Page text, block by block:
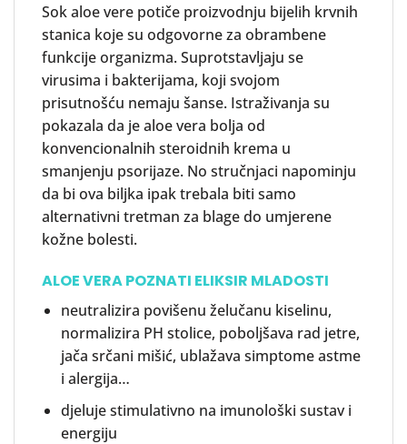
Sok aloe vere potiče proizvodnju bijelih krvnih
stanica koje su odgovorne za obrambene
funkcije organizma. Suprotstavljaju se
virusima i bakterijama, koji svojom
prisutnošću nemaju šanse. Istraživanja su
pokazala da je aloe vera bolja od
konvencionalnih steroidnih krema u
smanjenju psorijaze. No stručnjaci napominju
da bi ova biljka ipak trebala biti samo
alternativni tretman za blage do umjerene
kožne bolesti.
ALOE VERAPOZNATI ELIKSIR MLADOSTI
neutralizira povišenu želučanu kiselinu,
normalizira PH stolice, poboljšava rad jetre,
jača srčani mišić, ublažava simptome astme
i alergija…
djeluje stimulativno na imunološki sustav i
energiju